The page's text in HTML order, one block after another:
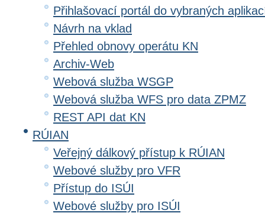
Přihlašovací portál do vybraných
Návrh na vklad
Přehled obnovy operátu KN
Archiv-Web
Webová služba WSGP
Webová služba WFS pro data ZPMZ
REST API dat KN
RÚIAN
Veřejný dálkový přístup k RÚIAN
Webové služby pro VFR
Přístup do ISÚI
Webové služby pro ISÚI